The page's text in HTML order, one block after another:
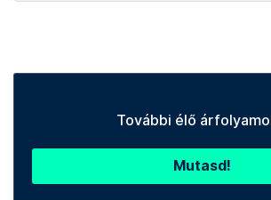
További élő
Mutasd!